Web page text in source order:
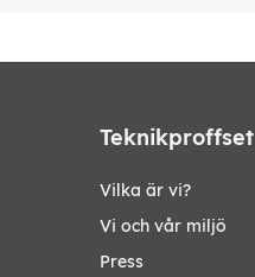
Teknikproffset
Vilka är vi?
Vi och vår miljö
Press